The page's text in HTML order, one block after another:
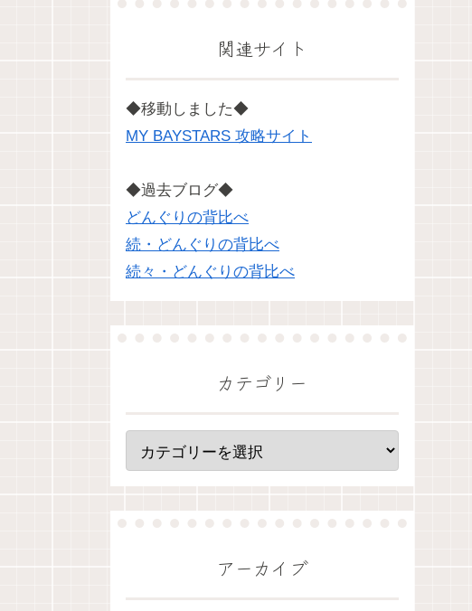
関連サイト
◆移動しました◆
MY BAYSTARS 攻略サイト
◆過去ブログ◆
どんぐりの背比べ
続・どんぐりの背比べ
続々・どんぐりの背比べ
カテゴリー
アーカイブ